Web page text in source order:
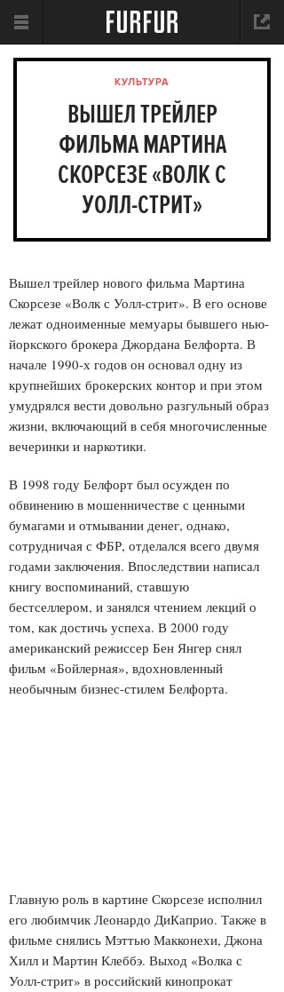
КУЛЬТУРА
ВЫШЕЛ ТРЕЙЛЕР
ФИЛЬМА МАРТИНА
СКОРСЕЗЕ «ВОЛК С
УОЛЛ-СТРИТ»
Вышел трейлер нового фильма Мартина
Скорсезе «Волк с Уолл-стрит». В его основе
лежат одноименные мемуары бывшего нью-
йоркского брокера Джордана Белфорта. В
начале 1990-х годов он основал одну из
крупнейших брокерских контор и при этом
умудрялся вести довольно разгульный образ
жизни, включающий в себя многочисленные
вечеринки и наркотики.
В 1998 году Белфорт был осужден по
обвинению в мошенничестве с ценными
бумагами и отмывании денег, однако,
сотрудничая с ФБР, отделался всего двумя
годами заключения. Впоследствии написал
книгу воспоминаний, ставшую
бестселлером, и занялся чтением лекций о
том, как достичь успеха. В 2000 году
американский режиссер Бен Янгер снял
фильм «Бойлерная», вдохновленный
необычным бизнес-стилем Белфорта.
Главную роль в картине Скорсезе исполнил
его любимчик Леонардо ДиКаприо. Также в
фильме снялись Мэттью Макконехи, Джона
Хилл и Мартин Клеббэ. Выход «Волка с
Уолл-стрит» в российский кинопрокат